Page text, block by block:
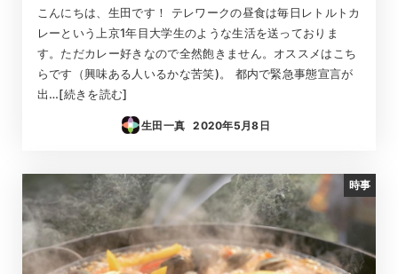
こんにちは、生田です！ テレワークの昼食は毎日レトルトカ
レーという上京1年目大学生のような生活を送っておりま
す。ただカレー好きなので全然飽きません。オススメはこち
らです（興味ある人いるかな苦笑)。 都内で緊急事態宣言が
出…[続きを読む]
生田一真
投稿日
2020年5月8日
時事